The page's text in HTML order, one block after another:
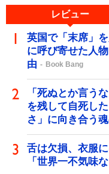
レビュー
英国で「末席」
に呼び寄せた人
由
Book Bang
「死ぬとか言う
を残して自死し
さ」に向き合う
舌は欠損、衣服
「世界一不気味